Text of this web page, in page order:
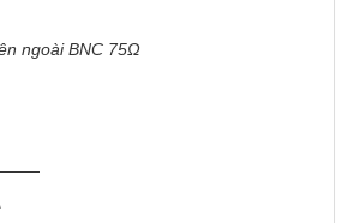
ngoài BNC 75Ω
số